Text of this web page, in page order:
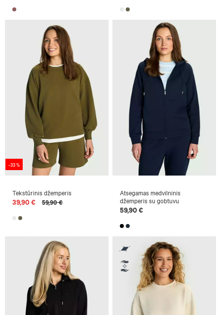
-33 %
Tekstūrinis džemperis
39,90 € 59,90 €
Atsegamas medvilninis
džemperis su gobtuvu
59,90 €